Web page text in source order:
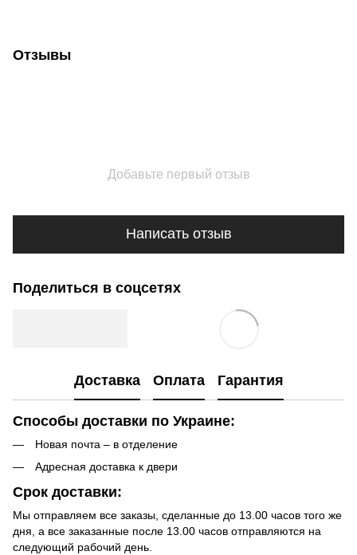
Отзывы
Добавьте первый отзыв
Написать отзыв
Поделиться в соцсетях
Доставка Оплата Гарантия
Способы доставки по Украине:
Новая почта – в отделение
Адресная доставка к двери
Срок доставки:
Мы отправляем все заказы, сделанные до 13.00 часов того же
дня, а все заказанные после 13.00 часов отправляются на
следующий рабочий день.